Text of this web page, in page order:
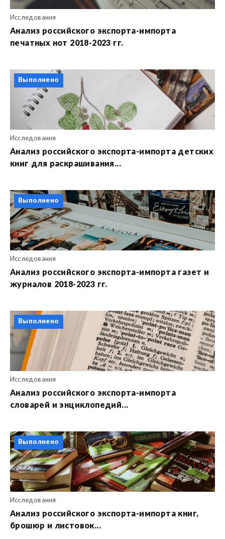
Исследования
Анализ российского экспорта-импорта
печатных нот 2018-2023 гг.
Выполнено
Исследования
Анализ российского экспорта-импорта детских
книг для раскрашивания...
Выполнено
Исследования
Анализ российского экспорта-импорта газет и
журналов 2018-2023 гг.
Выполнено
Исследования
Анализ российского экспорта-импорта
словарей и энциклопедий...
Выполнено
Исследования
Анализ российского экспорта-импорта книг,
брошюр и листовок...